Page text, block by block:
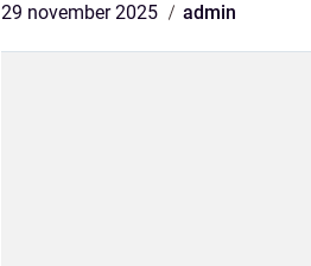
29 november 2025 admin